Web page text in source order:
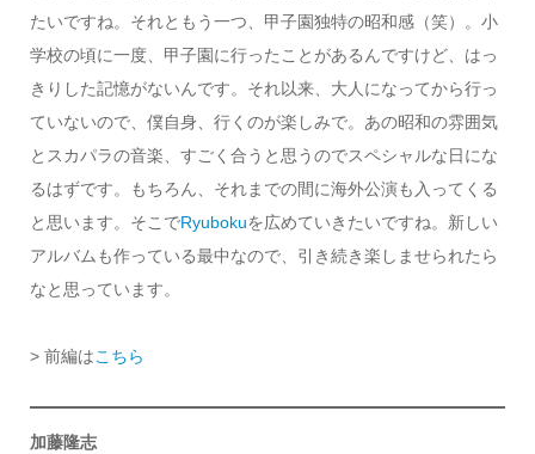
たいですね。それともう一つ、甲子園独特の昭和感（笑）。小
学校の頃に一度、甲子園に行ったことがあるんですけど、はっ
きりした記憶がないんです。それ以来、大人になってから行っ
ていないので、僕自身、行くのが楽しみで。あの昭和の雰囲気
とスカパラの音楽、すごく合うと思うのでスペシャルな日にな
るはずです。もちろん、それまでの間に海外公演も入ってくる
と思います。そこでRyubokuを広めていきたいですね。新しい
アルバムも作っている最中なので、引き続き楽しませられたら
なと思っています。
> 前編はこちら
加藤隆志